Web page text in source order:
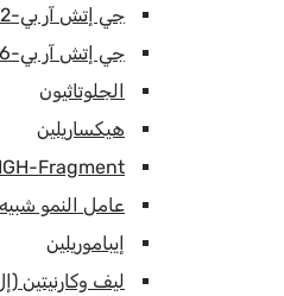
جي إتش آر بي-2
جي إتش آر بي-6
الجلوتاثيون
هيكساريلين
Fragment
عامل النمو
إيباموريلين
ليف وكارنيتين